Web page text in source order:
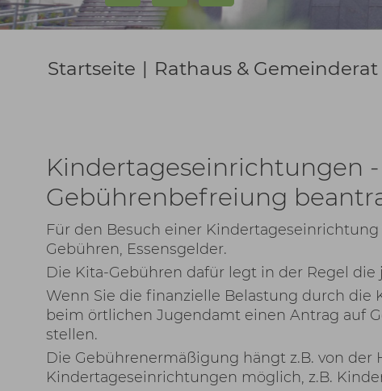
Startseite | Rathaus & Gemeinderat
Kindertageseinrichtungen
Gebührenbefreiung
Für den Besuch einer
Gebühren, Essensgelder.
Die Kita-Gebühren dafür legt in der Regel
Wenn Sie die finanzielle Belastung durch
beim örtlichen Jugendamt einen Antrag auf
stellen.
Die Gebührenermäßigung hängt z.B. von der
Kindertageseinrichtungen möglich, z.B.